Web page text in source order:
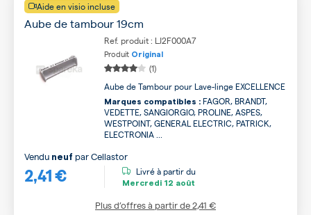
Aide en visio incluse
Aube de tambour 19cm
Ref. produit : LJ2F000A7
Produit Original
(1)
Aube de Tambour pour Lave-linge EXCELLENCE
Marques compatibles : FAGOR, BRANDT,
VEDETTE, SANGIORGIO, PROLINE, ASPES,
WESTPOINT, GENERAL ELECTRIC, PATRICK,
ELECTRONIA ...
2,41 €
Vendu neuf parCellastor
Livré à partir du
Mercredi 12 août
Plus d’offres à partir de2,41 €